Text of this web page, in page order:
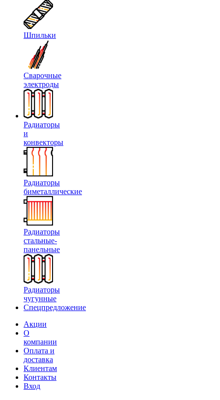
Шпильки
Сварочные
электроды
Радиаторы
и
конвекторы
Радиаторы
биметаллические
Радиаторы
стальные-
панельные
Радиаторы
чугунные
Спецпредложение
Акции
О
компании
Оплата и
доставка
Клиентам
Контакты
Вход